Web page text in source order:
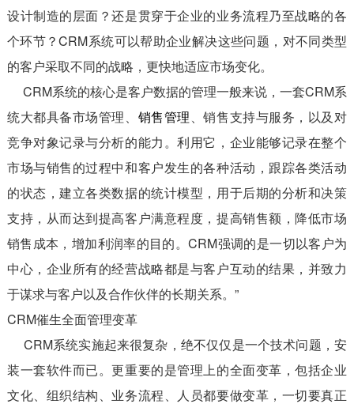
设计制造的层面？还是贯穿于企业的业务流程乃至战略的各
个环节？CRM系统可以帮助企业解决这些问题，对不同类型
的客户采取不同的战略，更快地适应市场变化。
CRM系统的核心是客户数据的管理一般来说，一套CRM系
统大都具备市场管理、 销售管理、销售支持与服务，以及对
竞争对象记录与分析的能力。利用它，企业能够记录在整个
市场与销售的过程中和客户发生的各种活动，跟踪各类活动
的状态，建立各类数据的统计模型，用于后期的分析和决策
支持，从而达到提高客户满意程度，提高销售额，降低市场
销售成本，增加利润率的目的。CRM强调的是一切以客户为
中心，企业所有的经营战略都是与客户互动的结果，并致力
于谋求与客户以及合作伙伴的长期关系。”
CRM催生全面管理变革
CRM系统实施起来很复杂，绝不仅仅是一个技术问题，安
装一套软件而已。更重要的是管理上的全面变革，包括企业
文化、组织结构、业务流程、人员都要做变革，一切要真正